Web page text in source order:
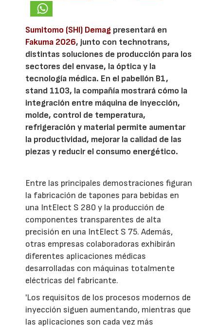
Sumitomo (SHI) Demag presentará en
Fakuma 2026, junto con technotrans,
distintas soluciones de producción para los
sectores del envase, la óptica y la
tecnología médica. En el pabellón B1,
stand 1103, la compañía mostrará cómo la
integración entre máquina de inyección,
molde, control de temperatura,
refrigeración y material permite aumentar
la productividad, mejorar la calidad de las
piezas y reducir el consumo energético.
Entre las principales demostraciones figuran
la fabricación de tapones para bebidas en
una IntElect S 280 y la producción de
componentes transparentes de alta
precisión en una IntElect S 75. Además,
otras empresas colaboradoras exhibirán
diferentes aplicaciones médicas
desarrolladas con máquinas totalmente
eléctricas del fabricante.
'Los requisitos de los procesos modernos de
inyección siguen aumentando, mientras que
las aplicaciones son cada vez más